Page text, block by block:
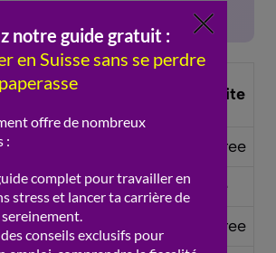
Cout de la
Fiscalite
Moderee
Eleve
Elevee
Eleve
Moderee